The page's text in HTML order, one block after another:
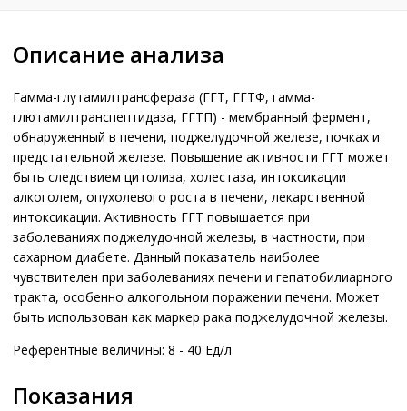
Описание анализа
Гамма-глутамилтрансфераза (ГГТ, ГГТФ, гамма-
глютамилтранспептидаза, ГГТП) - мембранный фермент,
обнаруженный в печени, поджелудочной железе, почках и
предстательной железе. Повышение активности ГГТ может
быть следствием цитолиза, холестаза, интоксикации
алкоголем, опухолевого роста в печени, лекарственной
интоксикации. Активность ГГТ повышается при
заболеваниях поджелудочной железы, в частности, при
сахарном диабете. Данный показатель наиболее
чувствителен при заболеваниях печени и гепатобилиарного
тракта, особенно алкогольном поражении печени. Может
быть использован как маркер рака поджелудочной железы.
Референтные величины: 8 - 40 Ед/л
Показания